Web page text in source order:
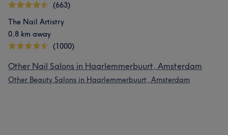
(663)
The Nail Artistry
0,8 km away
(1000)
Other Nail Salons in Haarlemmerbuurt, Amsterdam
Other Beauty Salons in Haarlemmerbuurt, Amsterdam